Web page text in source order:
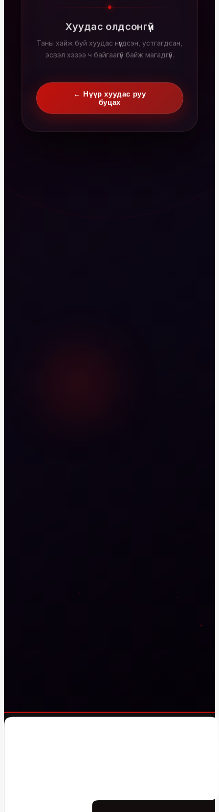
Хуудас олдсонгүй
Таны хайж буй хуудас нүүгдсэн, устгагдсан,
эсвэл хэзээ ч байгаагүй байж магадгүй.
← Нүүр хуудас руу
буцах